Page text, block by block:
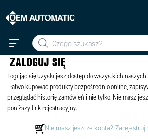
ZALOGUJ SIĘ
Logując się uzyskujesz dostęp do wszystkich naszych
i łatwo kupować produkty bezpośrednio online,
przeglądać historię zamówień i nie tylko. Nie masz
poniższy link rejestracyjny.
Nie masz jeszcze konta? Zarejestruj